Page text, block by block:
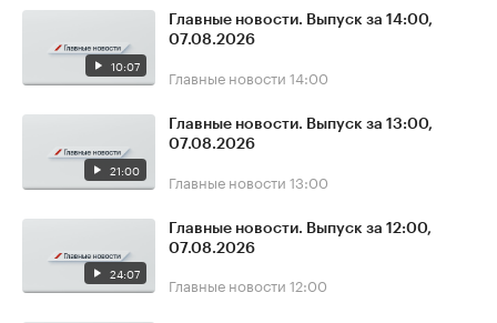
10:07
Главные новости. Выпуск за 14:00,
07.08.2026
Главные новости 14:00
21:00
Главные новости. Выпуск за 13:00,
07.08.2026
Главные новости 13:00
24:07
Главные новости. Выпуск за 12:00,
07.08.2026
Главные новости 12:00